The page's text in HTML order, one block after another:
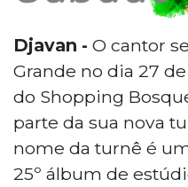
Djavan - O cantor
Grande no dia 27
do Shopping
parte da sua nova
nome da turnê é
25º álbum de